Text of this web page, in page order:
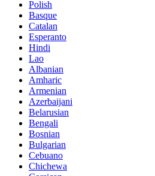
Polish
Basque
Catalan
Esperanto
Hindi
Lao
Albanian
Amharic
Armenian
Azerbaijani
Belarusian
Bengali
Bosnian
Bulgarian
Cebuano
Chichewa